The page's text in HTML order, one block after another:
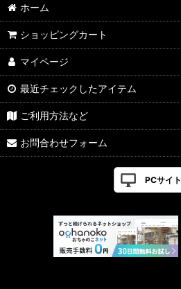
ホーム
ショッピングカート
マイページ
最近チェックしたアイテム
ご利用方法など
お問合わせフォーム
PCサイト